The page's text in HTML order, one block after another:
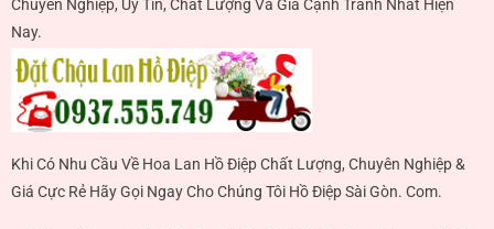
Chuyên Nghiệp, Uy Tín, Chất Lượng Và Giá Cạnh Tranh Nhất Hiện
Nay.
Khi Có Nhu Cầu Về Hoa Lan Hồ Điệp Chất Lượng, Chuyên Nghiệp &
Giá Cực Rẻ Hãy Gọi Ngay Cho Chúng Tôi Hồ Điệp Sài Gòn. Com.